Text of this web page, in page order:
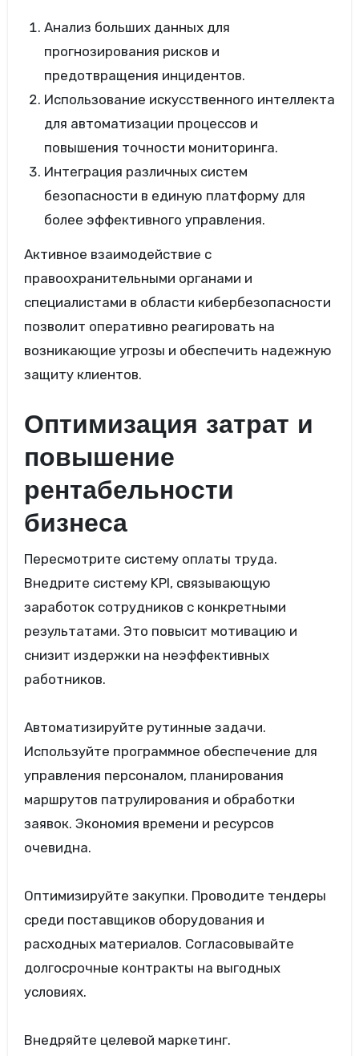
Анализ больших данных для
прогнозирования рисков и
предотвращения инцидентов.
Использование искусственного интеллекта
для автоматизации процессов и
повышения точности мониторинга.
Интеграция различных систем
безопасности в единую платформу для
более эффективного управления.
Активное взаимодействие с
правоохранительными органами и
специалистами в области кибербезопасности
позволит оперативно реагировать на
возникающие угрозы и обеспечить надежную
защиту клиентов.
Оптимизация затрат и
повышение
рентабельности
бизнеса
Пересмотрите систему оплаты труда.
Внедрите систему KPI, связывающую
заработок сотрудников с конкретными
результатами. Это повысит мотивацию и
снизит издержки на неэффективных
работников.
Автоматизируйте рутинные задачи.
Используйте программное обеспечение для
управления персоналом, планирования
маршрутов патрулирования и обработки
заявок. Экономия времени и ресурсов
очевидна.
Оптимизируйте закупки. Проводите тендеры
среди поставщиков оборудования и
расходных материалов. Согласовывайте
долгосрочные контракты на выгодных
условиях.
Внедряйте целевой маркетинг.